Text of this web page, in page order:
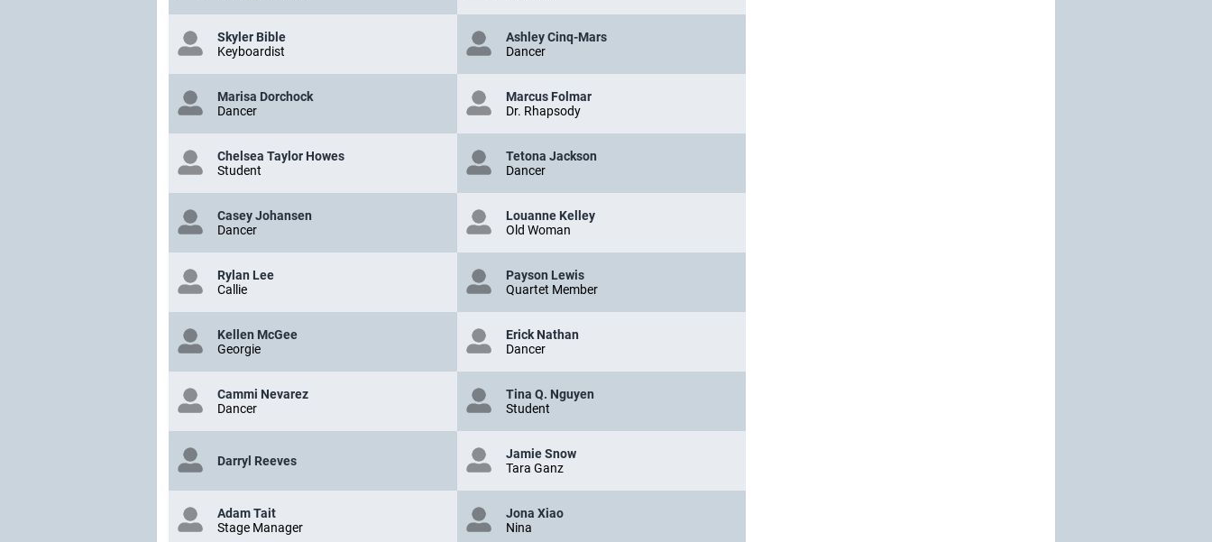
Skyler Bible
Keyboardist
Ashley Cinq-Mars
Dancer
Marisa Dorchock
Dancer
Marcus Folmar
Dr. Rhapsody
Chelsea Taylor Howes
Student
Tetona Jackson
Dancer
Casey Johansen
Dancer
Louanne Kelley
Old Woman
Rylan Lee
Callie
Payson Lewis
Quartet Member
Kellen McGee
Georgie
Erick Nathan
Dancer
Cammi Nevarez
Dancer
Tina Q. Nguyen
Student
Darryl Reeves
Jamie Snow
Tara Ganz
Adam Tait
Stage Manager
Jona Xiao
Nina